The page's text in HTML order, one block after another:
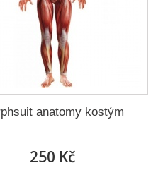
anatomy kostým
250 Kč